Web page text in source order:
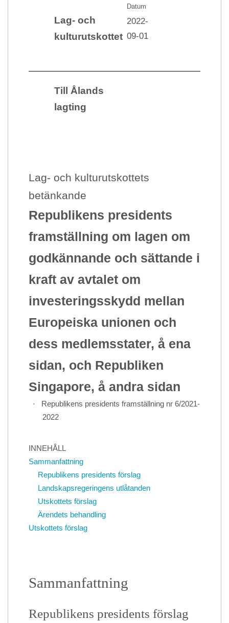
Datum
Lag- och
kulturutskottet
2022-
09-01
Till Ålands
lagting
Lag- och kulturutskottets
betänkande
Republikens presidents
framställning om lagen om
godkännande och sättande i
kraft av avtalet om
investeringsskydd mellan
Europeiska unionen och
dess medlemsstater, å ena
sidan, och Republiken
Singapore, å andra sidan
·
Republikens presidents framställning nr 6/2021-
2022
INNEHÅLL
Sammanfattning
Republikens presidents förslag
Landskapsregeringens utlåtanden
Utskottets förslag
Ärendets behandling
Utskottets förslag
Sammanfattning
Republikens presidents förslag